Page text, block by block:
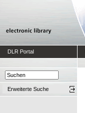
DLR Portal
Erweiterte Suche